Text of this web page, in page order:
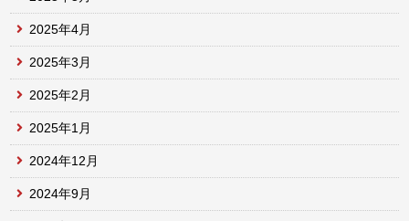
2025年4月
2025年3月
2025年2月
2025年1月
2024年12月
2024年9月